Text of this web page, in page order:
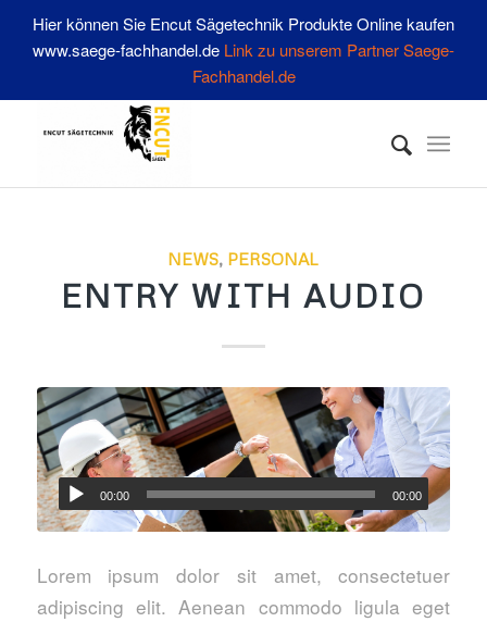
Hier können Sie Encut Sägetechnik Produkte Online kaufen
www.saege-fachhandel.de Link zu unserem Partner Saege-
Fachhandel.de
NEWS, PERSONAL
ENTRY WITH AUDIO
00:00 00:00
Lorem ipsum dolor sit amet, consectetuer
adipiscing elit. Aenean commodo ligula eget